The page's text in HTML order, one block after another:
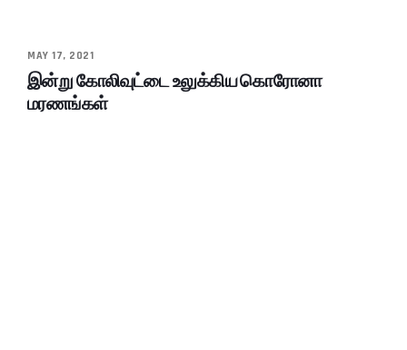
MAY 17, 2021
இன்று கோலிவுட்டை உலுக்கிய கொரோனா
மரணங்கள்